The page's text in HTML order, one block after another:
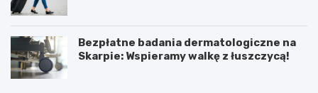
Bezpłatne badania dermatologiczne na
Skarpie: Wspieramy walkę z łuszczycą!